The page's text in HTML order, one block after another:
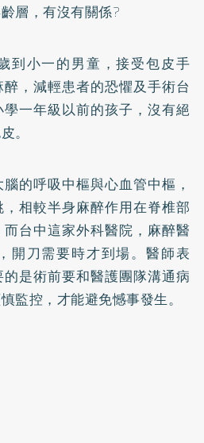
層，有沒有關係?
到小一的男童，接受包皮手
，減輕患者的恐懼及手術台
一年級以前的孩子，沒有絕
。
的呼吸中樞與心血管中樞，
相較半身麻醉作用在脊椎部
台中這家外科醫院，麻醉醫
開刀需要時才到場。醫師表
是術前要和醫護團隊溝通病
監控，才能避免憾事發生。